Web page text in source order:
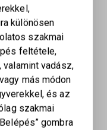
19 SF, ZÖLD
különösen
szakmai
feltétele,
vadász,
más módon
és az
szakmai
gombra